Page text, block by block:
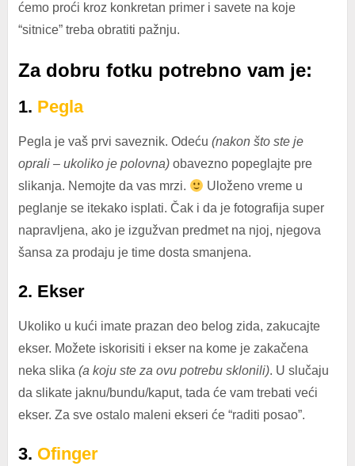
ćemo proći kroz konkretan primer i savete na koje
“sitnice” treba obratiti pažnju.
Za dobru fotku potrebno vam je:
1. Pegla
Pegla je vaš prvi saveznik. Odeću (nakon što ste je
oprali – ukoliko je polovna)obavezno popeglajte pre
slikanja. Nemojte da vas mrzi.
Uloženo vreme u
peglanje se itekako isplati. Čak i da je fotografija super
napravljena, ako je izgužvan predmet na njoj, njegova
šansa za prodaju je time dosta smanjena.
2. Ekser
Ukoliko u kući imate prazan deo belog zida, zakucajte
ekser. Možete iskorisiti i ekser na kome je zakačena
neka slika (a koju ste za ovu potrebu sklonili). U slučaju
da slikate jaknu/bundu/kaput, tada će vam trebati veći
ekser. Za sve ostalo maleni ekseri će “raditi posao”.
3. Ofinger